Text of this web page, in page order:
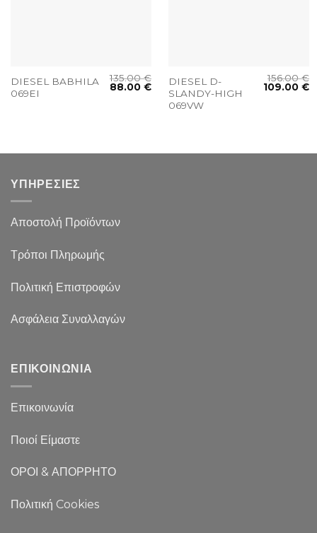
DIESEL BABHILA
069EI
135.00€
88.00€
DIESEL D-
SLANDY-HIGH
069VW
156.00€
109.00€
ΥΠΗΡΕΣΙΕΣ
Αποστολή Προϊόντων
Τρόποι Πληρωμής
Πολιτική Επιστροφών
Ασφάλεια Συναλλαγών
ΕΠΙΚΟΙΝΩΝΙΑ
Επικοινωνία
Ποιοί Είμαστε
ΟΡΟΙ & ΑΠΟΡΡΗΤΟ
Πολιτική Cookies